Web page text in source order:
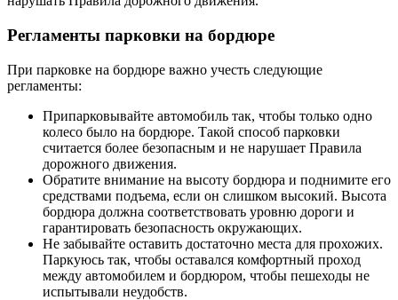
Регламенты парковки на бордюре
При парковке на бордюре важно учесть следующие
регламенты:
Припарковывайте автомобиль так, чтобы только одно
колесо было на бордюре. Такой способ парковки
считается более безопасным и не нарушает Правила
дорожного движения.
Обратите внимание на высоту бордюра и поднимите его
средствами подъема, если он слишком высокий. Высота
бордюра должна соответствовать уровню дороги и
гарантировать безопасность окружающих.
Не забывайте оставить достаточно места для прохожих.
Паркуюсь так, чтобы оставался комфортный проход
между автомобилем и бордюром, чтобы пешеходы не
испытывали неудобств.